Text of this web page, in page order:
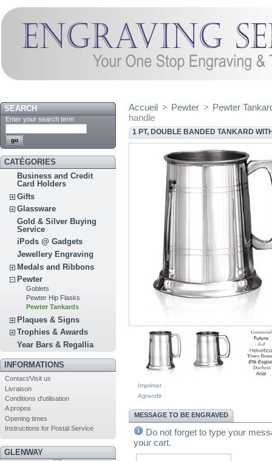
SEARCH
Enter your search term
CATÉGORIES
Business and Credit
Card Holders
Gifts
Glassware
Gold & Silver Buying
Service
iPods @ Gadgets
Jewellery Engraving
Medals and Ribbons
Pewter
Goblets
Pewter Hip Flasks
Pewter Tankards
Plaques & Signs
Trophies & Awards
Year Bars & Regallia
INFORMATIONS
Contact/Visit us
Livraison
Conditions d'utilisation
A propos
Opening times
Instructions for Postal Service
GLENWAY
Accueil > Pewter > Pewter
handle
1 PT, DOUBLE BANDED TANKARD
Imprimer
Agrandir
MESSAGE TO BE ENGRAVED
Do not forget to type your
your cart.